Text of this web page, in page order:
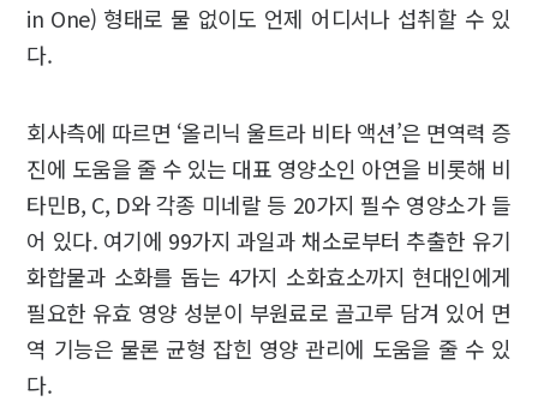
in One) 형태로 물 없이도 언제 어디서나 섭취할 수 있
다.
회사측에 따르면 ‘올리닉 울트라 비타 액션’은 면역력 증
진에 도움을 줄 수 있는 대표 영양소인 아연을 비롯해 비
타민B, C, D와 각종 미네랄 등 20가지 필수 영양소가 들
어 있다. 여기에 99가지 과일과 채소로부터 추출한 유기
화합물과 소화를 돕는 4가지 소화효소까지 현대인에게
필요한 유효 영양 성분이 부원료로 골고루 담겨 있어 면
역 기능은 물론 균형 잡힌 영양 관리에 도움을 줄 수 있
다.